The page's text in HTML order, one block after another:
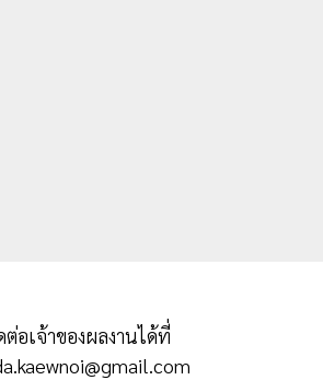
ต่อเจ้าของผลงานได้ที่